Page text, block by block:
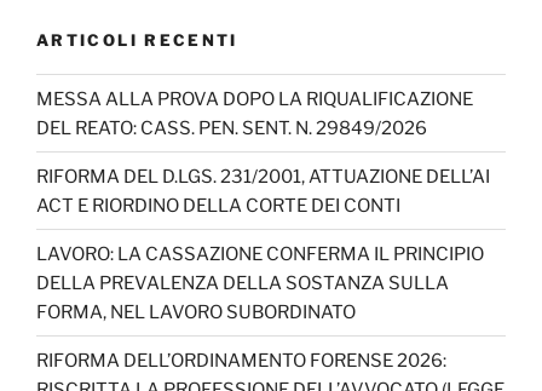
c
e
b
o
o
k
a
gr
a
m
T
o
k
k
e
dI
n
er
T
u
b
e
C
h
a
n
n
ARTICOLI RECENTI
MESSA ALLA PROVA DOPO LA RIQUALIFICAZIONE
DEL REATO: CASS. PEN. SENT. N. 29849/2026
RIFORMA DEL D.LGS. 231/2001, ATTUAZIONE DELL’AI
ACT E RIORDINO DELLA CORTE DEI CONTI
LAVORO: LA CASSAZIONE CONFERMA IL PRINCIPIO
DELLA PREVALENZA DELLA SOSTANZA SULLA
FORMA, NEL LAVORO SUBORDINATO
RIFORMA DELL’ORDINAMENTO FORENSE 2026: